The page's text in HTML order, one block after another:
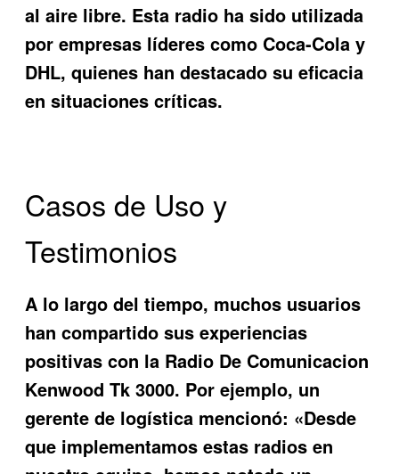
al aire libre. Esta radio ha sido utilizada
por empresas líderes como Coca-Cola y
DHL, quienes han destacado su eficacia
en situaciones críticas.
Casos de Uso y
Testimonios
A lo largo del tiempo, muchos usuarios
han compartido sus experiencias
positivas con la Radio De Comunicacion
Kenwood Tk 3000. Por ejemplo, un
gerente de logística mencionó: «Desde
que implementamos estas radios en